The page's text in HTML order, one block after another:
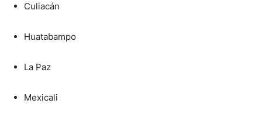
Culiacán
Huatabampo
La Paz
Mexicali